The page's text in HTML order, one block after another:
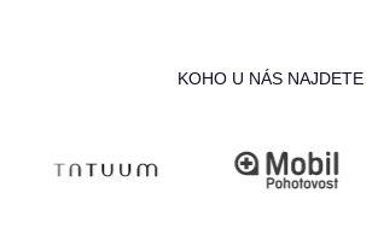
KOHO U NÁS NAJDETE